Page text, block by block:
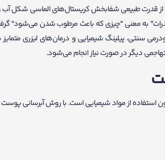
قدرت طبیعی شفابخش کریستال‌های الماسی شکل آب
به معنی "چیزی که باعث مرطوب شدن می‌شود"
سنتی، پیلینگ شیمیایی و درمان‌های لیزری متمایز
از مواد شیمیایی است. با روش آبرسانی